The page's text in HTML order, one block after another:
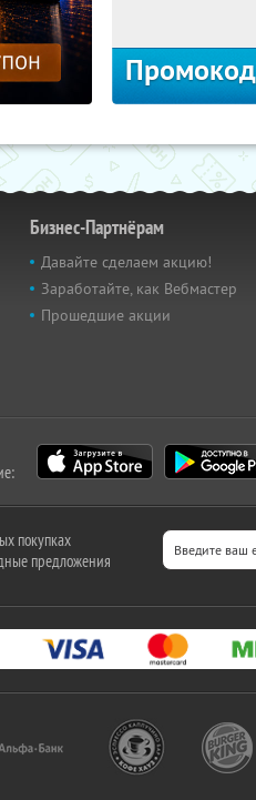
Промокод
Бизнес-Партнёрам
Давайте сделаем акцию!
Заработайте, как Вебмастер
Прошедшие акции
покупках
предложения